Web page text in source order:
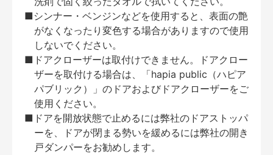
■シンナー・ベンジンなどを使用すると、表面の艶
がなくなったり変色する場合がありますので使用
しないでください。
■ドアクローザーは取付けできません。ドアクロー
ザーを取付ける場合は、「hapia public（ハピア
パブリック）」のドアおよびドアクローザーをご
使用ください。
■ドアを開放状態で止めるには弊社のドアストッパ
ーを、ドアが閉まる勢いを緩めるには弊社の開き
戸ダンパーをお勧めします。